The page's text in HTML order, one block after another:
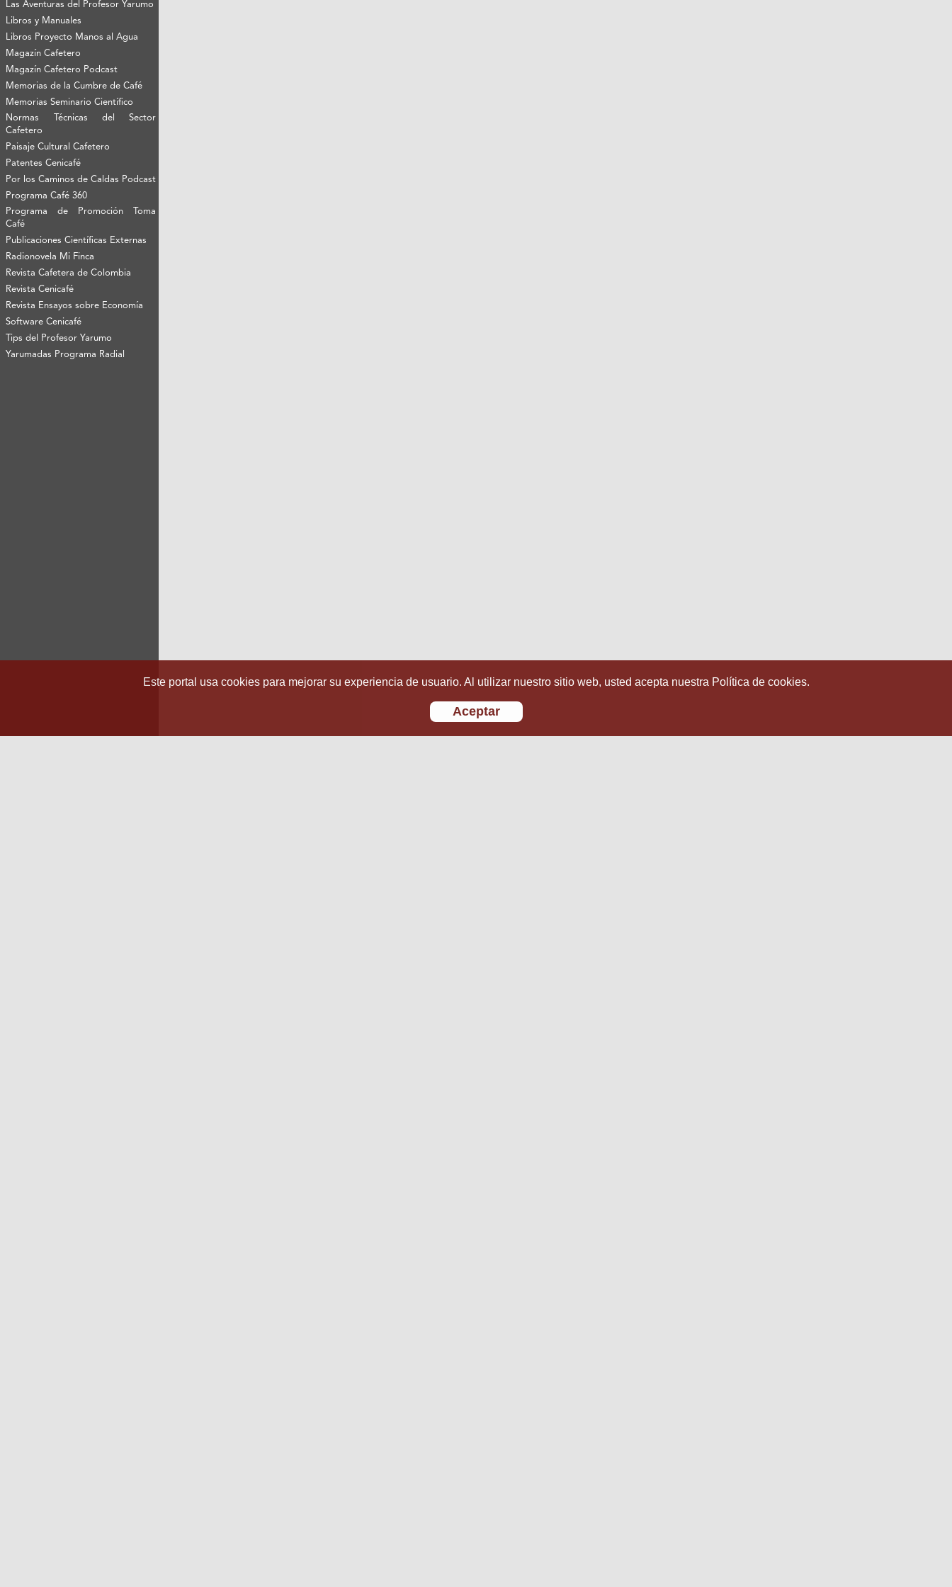
Las Aventuras del Profesor Yarumo
Libros y Manuales
Libros Proyecto Manos al Agua
Magazín Cafetero
Magazín Cafetero Podcast
Memorias de la Cumbre de Café
Memorias Seminario Científico
Normas Técnicas del Sector
Cafetero
Paisaje Cultural Cafetero
Patentes Cenicafé
Por los Caminos de Caldas Podcast
Programa Café 360
Programa de Promoción Toma
Café
Publicaciones Científicas Externas
Radionovela Mi Finca
Revista Cafetera de Colombia
Revista Cenicafé
Revista Ensayos sobre Economía
Software Cenicafé
Tips del Profesor Yarumo
Yarumadas Programa Radial
Este portal usa cookies para mejorar su experiencia de usuario. Al utilizar nuestro sitio web, usted acepta nuestra Política de cookies.
Aceptar